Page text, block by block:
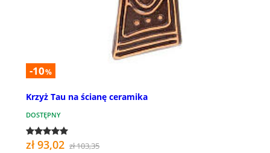
-10%
Krzyż Tau na ścianę ceramika
DOSTĘPNY
zł 93,02 zł 103,35